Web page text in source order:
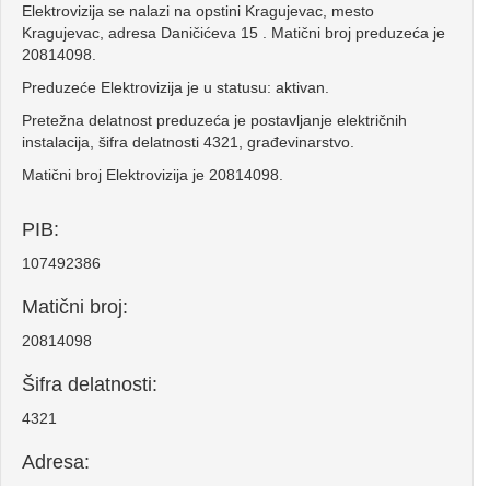
Elektrovizija se nalazi na opstini Kragujevac, mesto
Kragujevac, adresa Daničićeva 15 . Matični broj preduzeća je
20814098.
Preduzeće Elektrovizija je u statusu: aktivan.
Pretežna delatnost preduzeća je postavljanje električnih
instalacija, šifra delatnosti 4321, građevinarstvo.
Matični broj Elektrovizija je 20814098.
PIB:
107492386
Matični broj:
20814098
Šifra delatnosti:
4321
Adresa: